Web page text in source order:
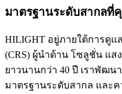
มาตรฐานระดับสากลที่
HILIGHT อยู่ภายใต้การดู
(CRS) ผู้นำด้าน โซลูชั่น แส
ยาวนานกว่า 40 ปี เราพัฒ
มาตรฐานระดับสากล และ